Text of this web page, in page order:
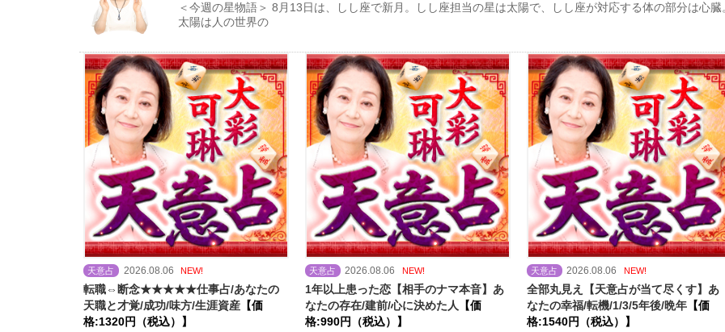
＜今週の星物語＞ 8月13日は、しし座で新月。しし座担当の星は太陽で、しし座が対応する体の部分は心臓
太陽は人の世界の
天意占 2026.08.06 NEW!
転職⇔断念★★★★★仕事占/あなたの
天職と才覚/成功/味方/生涯資産【価
格:1320円（税込）】
天意占 2026.08.06 NEW!
1年以上患った恋【相手のナマ本音】あ
なたの存在/建前/心に決めた人
【価
格:990円（税込）】
天意占 2026.08.06 NEW!
全部丸見え【天意占が当て尽くす】あ
なたの幸福/転機/1/3/5年後/晩年【価
格:1540円（税込）】